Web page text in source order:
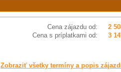
Cena zájazdu od:
2
Cena s príplatkami od:
3
Zobraziť všetky termíny a popis